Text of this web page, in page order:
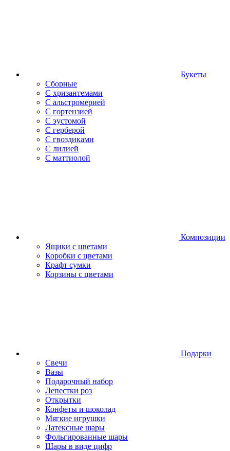
Букеты
Сборные
С хризантемами
С альстромерией
С гортензией
С эустомой
С герберой
С гвоздиками
С лилией
С маттиолой
Композиции
Ящики с цветами
Коробки с цветами
Крафт сумки
Корзины с цветами
Подарки
Свечи
Вазы
Подарочный набор
Лепестки роз
Открытки
Конфеты и шоколад
Мягкие игрушки
Латексные шары
Фольгированные шары
Шары в виде цифр